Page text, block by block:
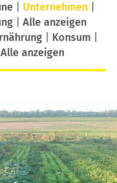
| Unternehmen|
| Alle anzeigen
Konsum
Alle anzeigen